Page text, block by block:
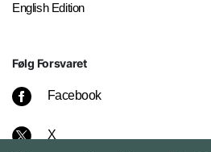
English Edition
Følg Forsvaret
Facebook
X